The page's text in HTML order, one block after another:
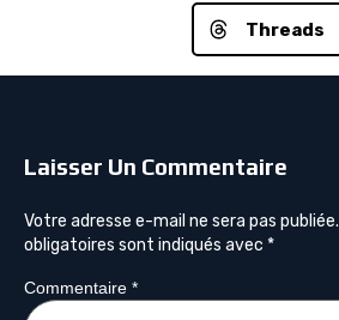
Threads
Laisser Un Commentaire
Votre adresse e-mail ne sera pas publiée.
obligatoires sont indiqués avec *
Commentaire *